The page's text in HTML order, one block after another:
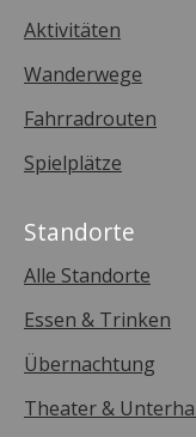
Aktivitäten
Wanderwege
Fahrradrouten
Spielplätze
Standorte
Alle Standorte
Essen & Trinken
Übernachtung
Theater &